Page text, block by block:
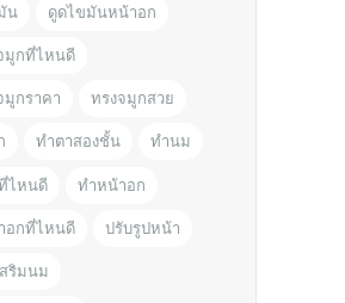
น ดูดไขมันหน้าอก
มูกที่ไหนดี
มูกราคา ทรงจมูกสวย
ทำตาสองชั้น ทำนม
ไหนดี ทำหน้าอก
อกที่ไหนดี ปรับรูปหน้า
ริมนม